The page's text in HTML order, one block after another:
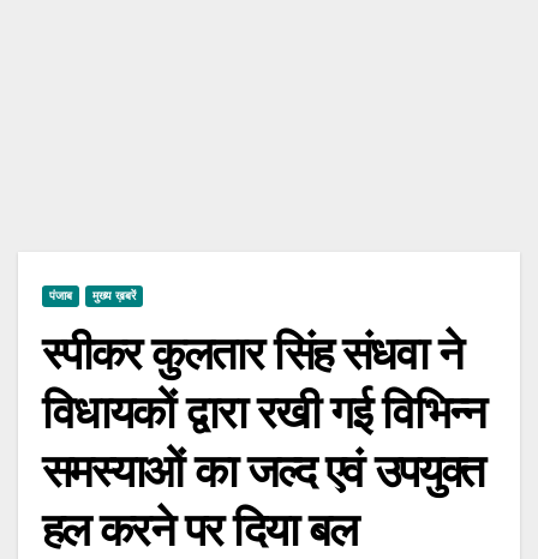
पंजाब मुख्य ख़बरें
स्पीकर कुलतार सिंह संधवा ने
विधायकों द्वारा रखी गई विभिन्न
समस्याओं का जल्द एवं उपयुक्त
हल करने पर दिया बल